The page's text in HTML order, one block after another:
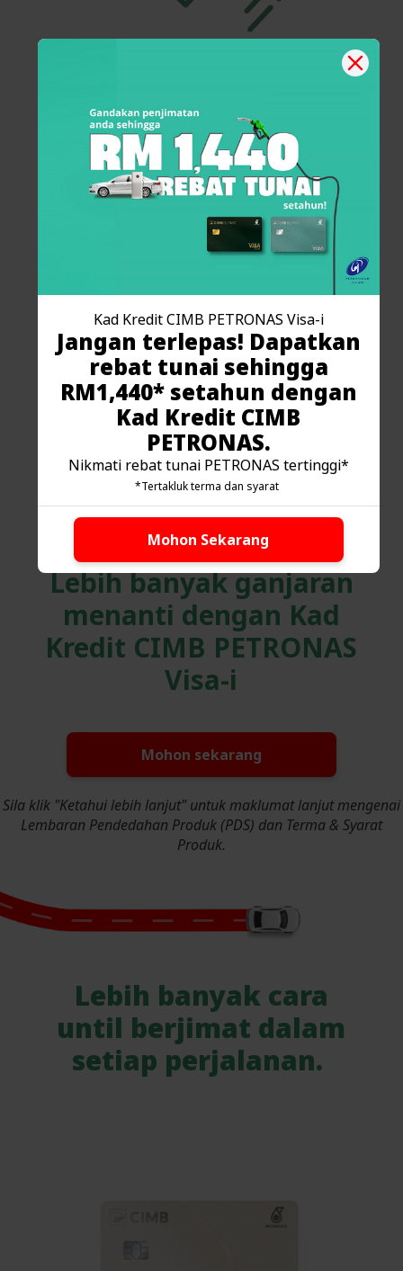
Rebat Tunai tanpa had
untuk perbelanjaan luar negara
4x Akses Percuma
ke ruang istirehat lapangan terbang
terpilih di seluruh dunia untuk pemegang
kad utama dan tambahan
Lebih banyak ganjaran
menanti dengan Kad
Kredit CIMB PETRONAS
Visa-i
Mohon sekarang
Sila klik "Ketahui lebih lanjut" untuk maklumat lanjut mengenai
Lembaran Pendedahan Produk (PDS) dan Terma & Syarat
Produk.
Lebih banyak cara
until berjimat dalam
setiap perjalanan.
Kad Kredit CIMB PETRONAS Visa-i
Jangan terlepas! Dapatkan
rebat tunai sehingga
RM1,440* setahun dengan
Kad Kredit CIMB
PETRONAS.
Nikmati rebat tunai PETRONAS tertinggi*
*Tertakluk terma dan syarat
Mohon Sekarang